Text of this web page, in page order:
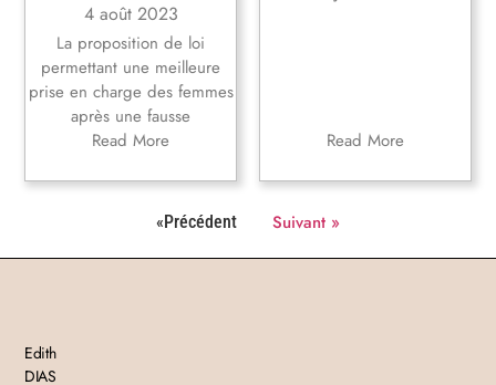
4 août 2023
La proposition de loi
permettant une meilleure
prise en charge des femmes
après une fausse
Read More
Read More
«Précédent Suivant »
Edith
DIAS